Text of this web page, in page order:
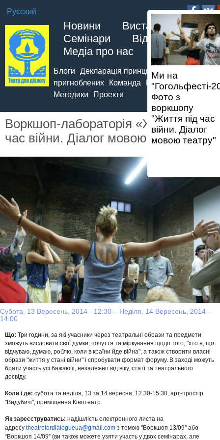
Новини
Вистави
Семінари
Відео
Фото
Медіа про нас
Про нас
Блоги
Декларація принципів театру
пригноблених
Команда
Контакти
Методики
Проекти
Русский
Воркшоп-лабораторія «Життя під
час війни. Діалог мовою театру»
Субота, 13 Вересень, 2014 - 12:30 – Неділя, 14 Вересень, 2014 -
14:00
Що: Три години, за які учасники через театральні образи та предмети
зможуть висловити свої думки, почуття та міркування щодо того, "хто я, що
відчуваю, думаю, роблю, коли в країни йде війна", а також створити власні
образи "життя у стані війни" і спробувати формат форуму. В заході можуть
брати участь усі бажаючі, незалежно від віку, статі та театрального
досвіду.
Коли і де: субота та неділя, 13 та 14 вересня, 12.30-15:30, арт-простір
"Видубичі", приміщення Кінотеатр
Як зареєструватись: надішлість електронного листа на
адресу theatrefordialogueua@gmail.com з темою "Воркшоп 13/09" або
“Воркшоп 14/09” (ви також можете узяти участь у двох семінарах, але
Ми на
"Гогольфесті-
Фото з
воркшопу
"Життя під час
війни. Діалог
мовою театру"